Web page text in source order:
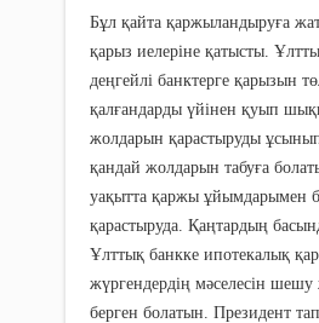
Бұл қайта қаржыландыруға
қарыз иелеріне қатысты.
деңгейлі банктерге қарызын
қалғандарды үйінен қуып
жолдарын қарастыруды
қандай жолдарын табуға
уақытта қаржы ұйымдарымен
қарастыруда. Қаңтардың
Ұлттық банкке ипотекалық
жүргендердің мәселесін
берген болатын. Президент